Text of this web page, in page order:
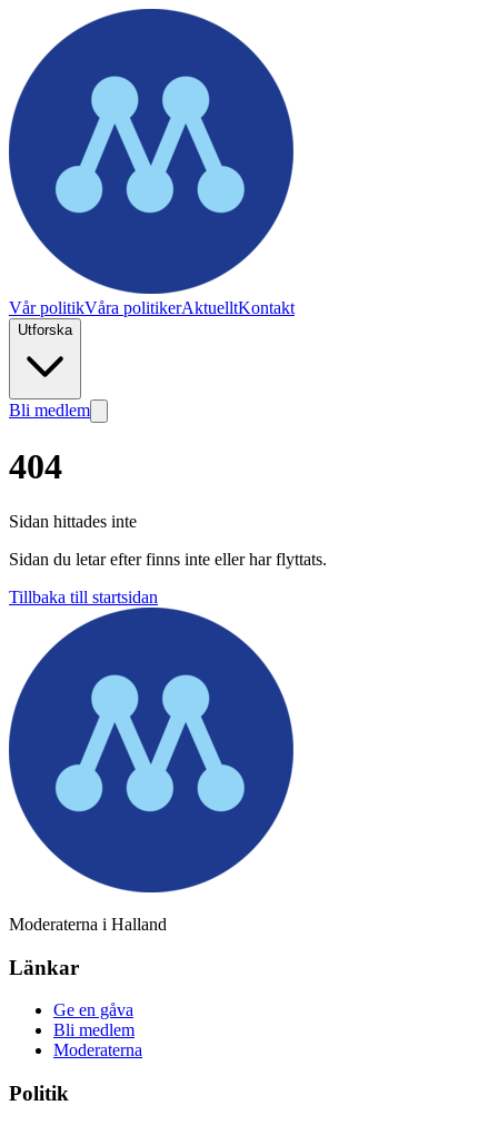
Vår politikVåra politikerAktuelltKontakt
Utforska
Bli medlem
404
Sidan hittades inte
Sidan du letar efter finns inte eller har flyttats.
Tillbaka till startsidan
Moderaterna i Halland
Länkar
Ge en gåva
Bli medlem
Moderaterna
Politik